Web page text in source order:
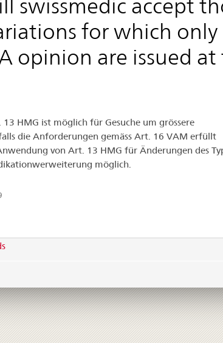
swissmedic accept
for which only
opinion are issued
HMG ist möglich für Gesuche um grössere
die Anforderungen gemäss Art. 16 VAM erfüllt
von Art. 13 HMG für Änderungen des
möglich.